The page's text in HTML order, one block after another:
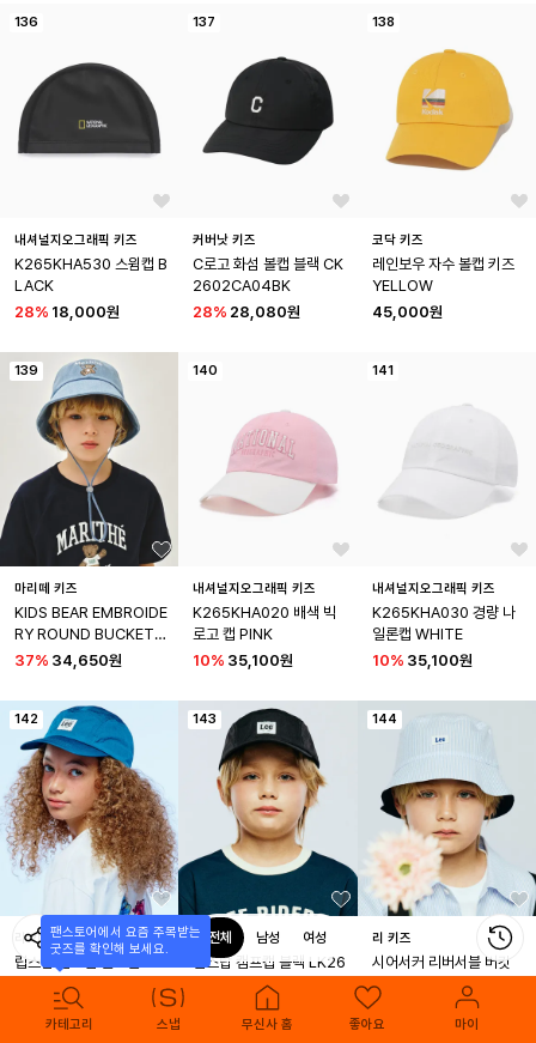
136
내셔널지오그래픽 키즈
K265KHA530 스윔캡 B
LACK
28% 18,000원
137
커버낫 키즈
C로고 화섬 볼캡 블랙 CK
2602CA04BK
28% 28,080원
138
코닥 키즈
레인보우 자수 볼캡 키즈
YELLOW
45,000원
139
마리떼 키즈
KIDS BEAR EMBROIDE
RY ROUND BUCKET H
AT light blue
37% 34,650원
140
내셔널지오그래픽 키즈
K265KHA020 배색 빅
로고 캡 PINK
10% 35,100원
141
내셔널지오그래픽 키즈
K265KHA030 경량 나
일론캡 WHITE
10% 35,100원
142
리 키즈
립스탑 캠프캡 틸그린 LK
2602CA02TN
28,080원
143
리 키즈
립스탑 캠프캡 블랙 LK26
02CA02BK
28,080원
144
리 키즈
시어서커 리버서블 버킷
햇 스카이블루 LK2602B
K01SB
28 32,400원
전체 남성 여성
팬스토어에서 요즘 주목받는
굿즈를 확인해 보세요.
브랜드 스냅 무신사 홈 좋아요 마이